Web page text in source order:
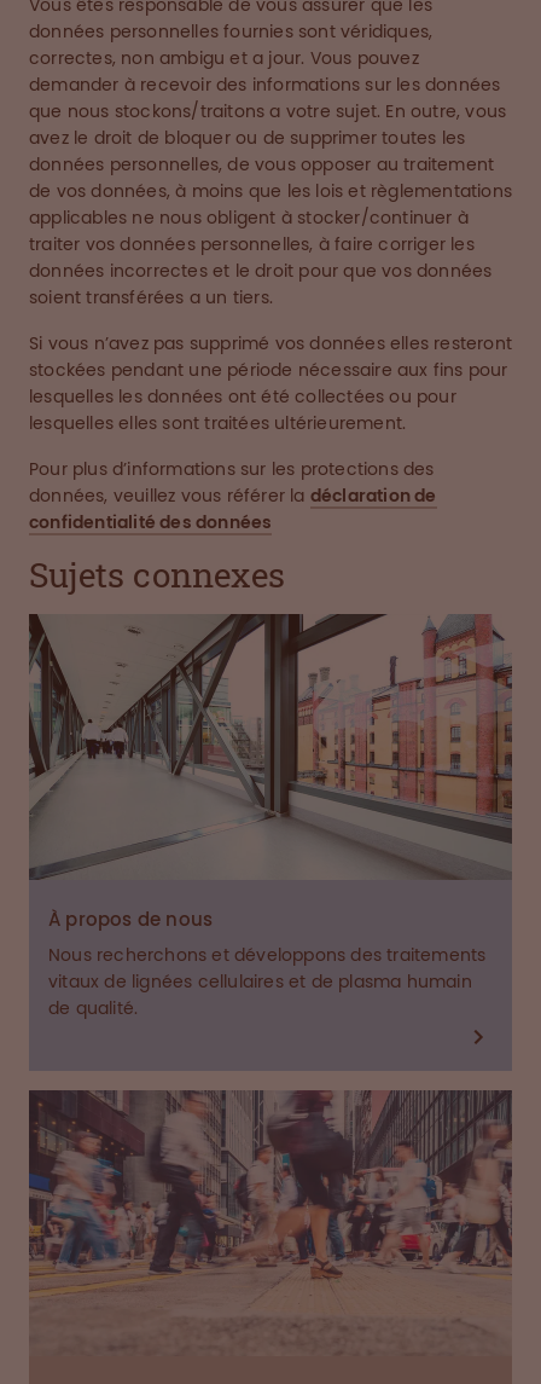
Vous êtes responsable de vous assurer que les
données personnelles fournies sont véridiques,
correctes, non ambigu et a jour. Vous pouvez
demander à recevoir des informations sur les données
que nous stockons/traitons a votre sujet. En outre, vous
avez le droit de bloquer ou de supprimer toutes les
données personnelles, de vous opposer au traitement
de vos données, à moins que les lois et règlementations
applicables ne nous obligent à stocker/continuer à
traiter vos données personnelles, à faire corriger les
données incorrectes et le droit pour que vos données
soient transférées a un tiers.
Si vous n’avez pas supprimé vos données elles resteront
stockées pendant une période nécessaire aux fins pour
lesquelles les données ont été collectées ou pour
lesquelles elles sont traitées ultérieurement.
Pour plus d’informations sur les protections des
données, veuillez vous référer la déclaration de
confidentialité des données
Sujets connexes
À propos de nous
Nous recherchons et développons des traitements
vitaux de lignées cellulaires et de plasma humain
de qualité.